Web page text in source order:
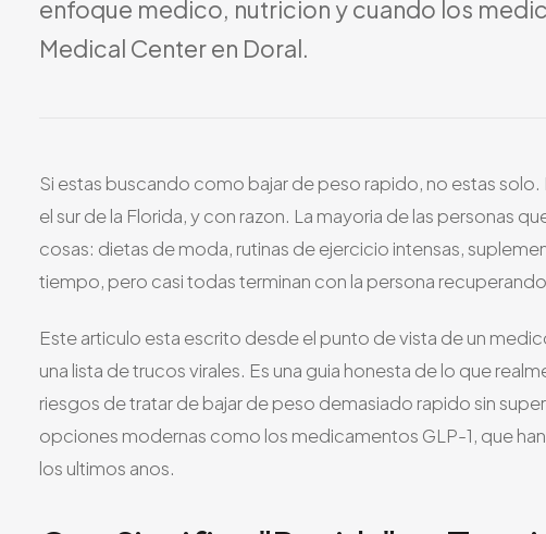
enfoque medico, nutricion ycuando los
Medical Centeren Doral.
Si estas buscando como bajar de peso rapido, no estas
el sur de la Florida, y con razon. La mayoria de las personas
cosas: dietas de moda, rutinas de ejercicio intensas,
tiempo, pero casi todas terminan con la persona
Este articulo esta escrito desde el punto de vista de un
una lista de trucos virales. Es una guia honesta de lo que
riesgos de tratar de bajar de peso demasiado rapido sin
opciones modernas como los medicamentos GLP-1, que
los ultimos anos.